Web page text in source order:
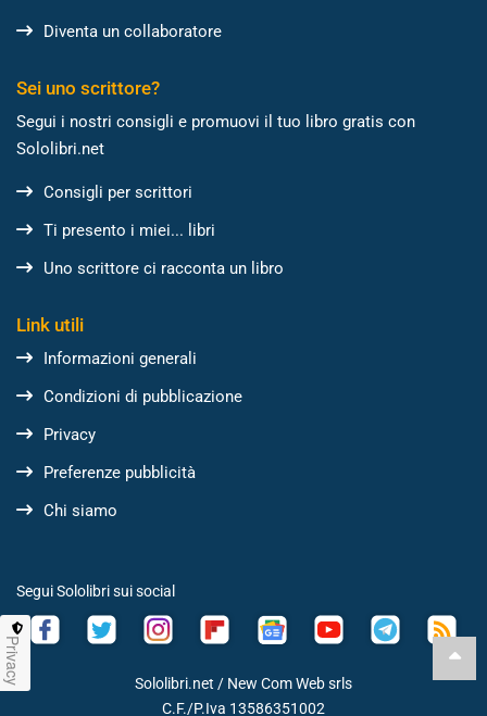
Diventa un collaboratore
Sei uno scrittore?
Segui i nostri consigli e promuovi il tuo libro gratis con
Sololibri.net
Consigli per scrittori
Ti presento i miei... libri
Uno scrittore ci racconta un libro
Link utili
Informazioni generali
Condizioni di pubblicazione
Privacy
Preferenze pubblicità
Chi siamo
Segui Sololibri sui social
Sololibri.net / New Com Web srls
C.F./P.Iva 13586351002
Privacy